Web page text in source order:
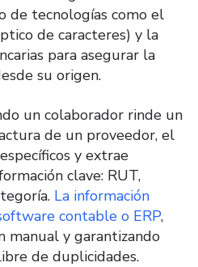
de tecnologías como el
de caracteres) y la
para asegurar la
su origen.
un colaborador rinde un
de un proveedor, el
y extrae
clave: RUT,
La información
contable o ERP,
manual y garantizando
de duplicidades.